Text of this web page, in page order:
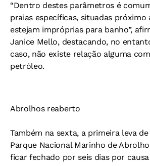
“Dentro destes parâmetros é
praias específicas, situadas próximo
estejam impróprias para banho”,
Janice Mello, destacando, no
caso, não existe relação alguma
petróleo.
Abrolhos reaberto
Também na sexta, a primeira leva
Parque Nacional Marinho de
ficar fechado por seis dias por